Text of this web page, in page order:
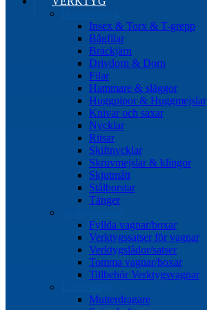
Insex & Torx & T-grepp
Bågfilar
Bräckjärn
Drivdorn & Dorn
Filar
Hammare & släggor
Huggpipor & Huggmejslar
Knivar och saxar
Nycklar
Ritsar
Skiftnycklar
Skruvmejslar & klingor
Skjutmått
Stålborstar
Tänger
Fyllda vagnar/boxar
Verktygssatser för vagnar
Verktygslådor/satser
Tomma vagnar/boxar
Tillbehör Verktygsvagnar
Mutterdragare